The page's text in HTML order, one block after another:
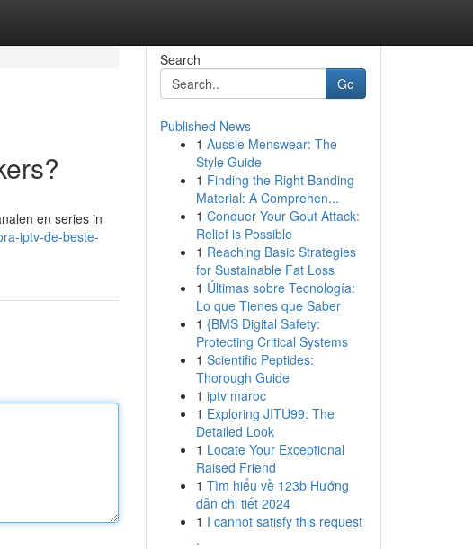
en series in
iptv-de-beste-
Search
Go
Published News
1 Aussie Menswear: The
Style Guide
1 Finding the Right Banding
Material: A Comprehen...
1 Conquer Your Gout Attack:
Relief is Possible
1 Reaching Basic Strategies
for Sustainable Fat Loss
1 Últimas sobre Tecnología:
Lo que Tienes que Saber
1 {BMS Digital Safety:
Protecting Critical Systems
1 Scientific Peptides:
Thorough Guide
1 iptv maroc
1 Exploring JITU99: The
Detailed Look
1 Locate Your Exceptional
Raised Friend
1 Tìm hiểu về 123b Hướng
dẫn chi tiết 2024
1 I cannot satisfy this request
.